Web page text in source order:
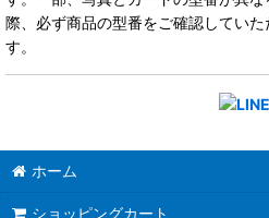
際、必ず商品の型番をご確認してい
す。
ホーム
ショッピングカート